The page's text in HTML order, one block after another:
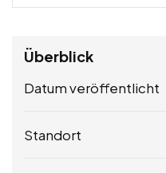
Überblick
Datum veröffentlicht
Standort